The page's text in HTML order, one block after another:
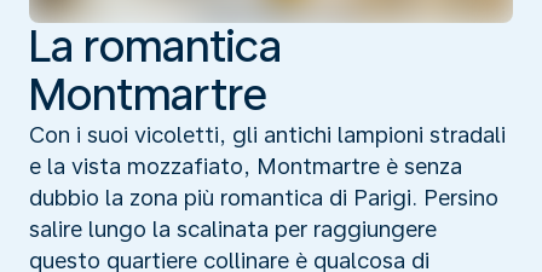
La romantica
Montmartre
Con i suoi vicoletti, gli antichi lampioni stradali
e la vista mozzafiato, Montmartre è senza
dubbio la zona più romantica di Parigi. Persino
salire lungo la scalinata per raggiungere
questo quartiere collinare è qualcosa di